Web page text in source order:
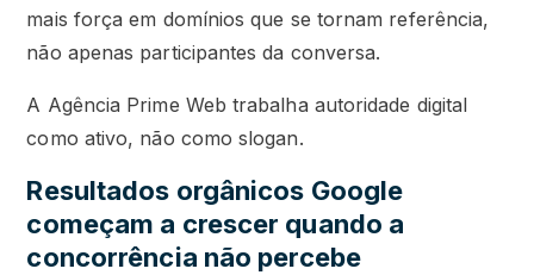
mais força em domínios que se tornam referência,
não apenas participantes da conversa.
A Agência Prime Web trabalha autoridade digital
como ativo, não como slogan.
Resultados orgânicos Google
começam a crescer quando a
concorrência não percebe